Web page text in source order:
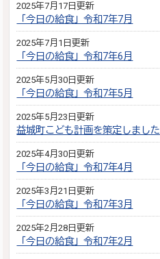
2025年7月17日更新
「今日の給食」令和7年7月
2025年7月1日更新
「今日の給食」令和7年6月
2025年5月30日更新
「今日の給食」令和7年5月
2025年5月23日更新
益城町こども計画を策定しました
2025年4月30日更新
「今日の給食」令和7年4月
2025年3月21日更新
「今日の給食」令和7年3月
2025年2月28日更新
「今日の給食」令和7年2月